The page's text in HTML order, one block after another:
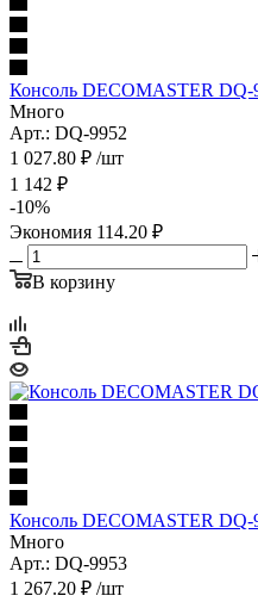
Консоль DECOMASTER
Много
Арт.: DQ-9952
1 027.80 ₽ /шт
1 142 ₽
-10%
Экономия 114.20 ₽
В корзину
Консоль DECOMASTER
Много
Арт.: DQ-9953
1 267.20 ₽ /шт